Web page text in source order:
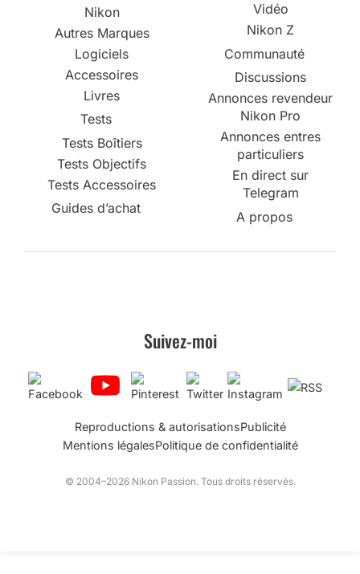
Nikon
Autres Marques
Logiciels
Accessoires
Livres
Tests
Tests Boîtiers
Tests Objectifs
Tests Accessoires
Guides d’achat
Vidéo
Nikon Z
Communauté
Discussions
Annonces revendeur
Nikon Pro
Annonces entres
particuliers
En direct sur
Telegram
A propos
Suivez-moi
Reproductions & autorisationsPublicité
Mentions légalesPolitique de confidentialité
© 2004–2026 Nikon Passion. Tous droits réservés.